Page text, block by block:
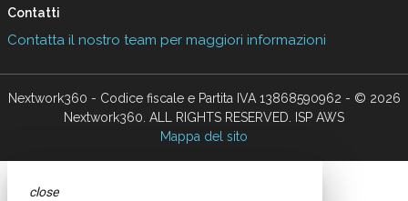
Contatti
Contatta il nostro team per maggiori informazioni
Nextwork360 - Codice fiscale e Partita IVA 13868590962 - © 2026
Nextwork360. ALL RIGHTS RESERVED. ISP AWS
Mappa del sito
close